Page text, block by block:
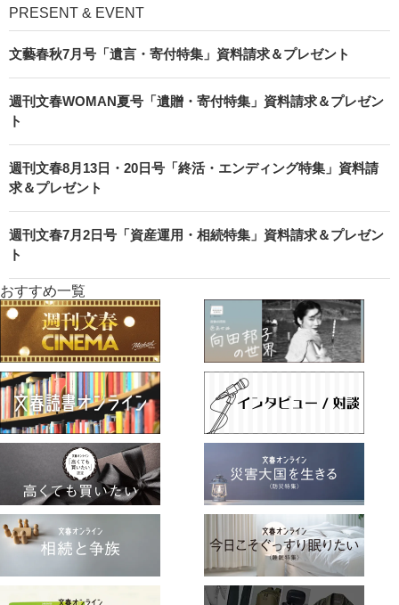
PRESENT & EVENT
文藝春秋7月号「遺言・寄付特集」資料請求＆プレゼント
週刊文春WOMAN夏号「遺贈・寄付特集」資料請求＆プレゼン
ト
週刊文春8月13日・20日号「終活・エンディング特集」資料請
求＆プレゼント
週刊文春7月2日号「資産運用・相続特集」資料請求＆プレゼン
ト
おすすめ一覧